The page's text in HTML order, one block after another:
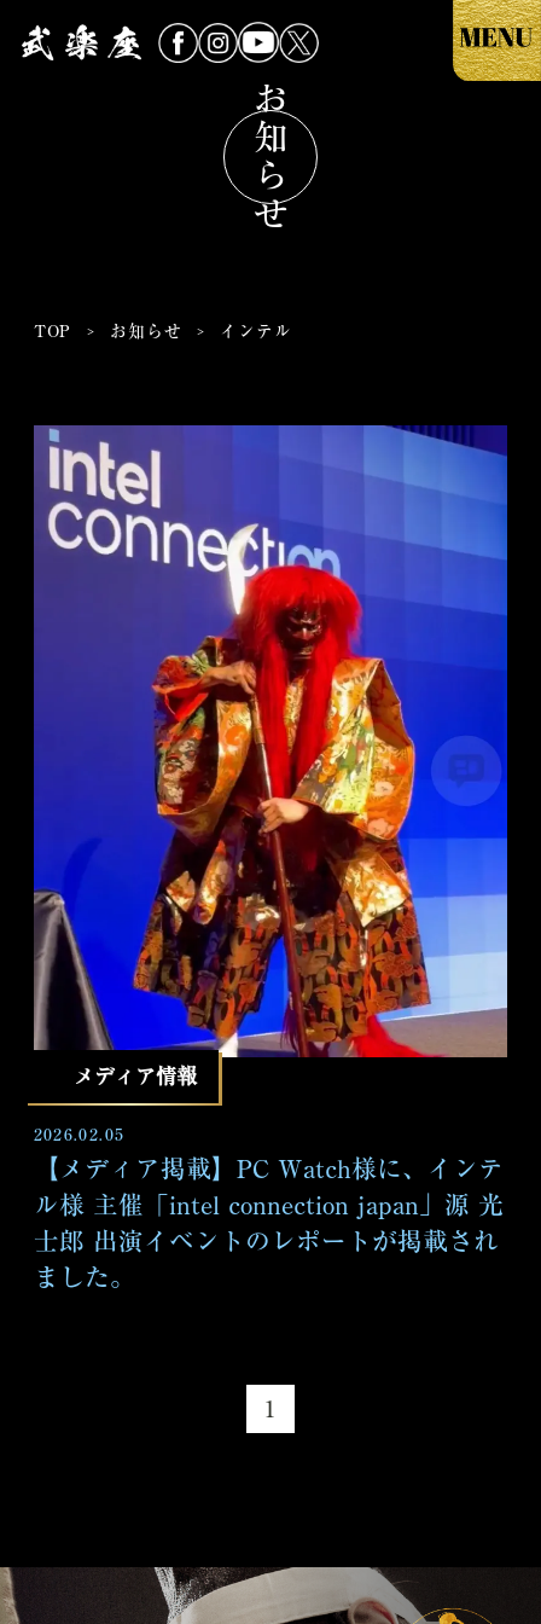
お知らせ
TOP > お知らせ > インテル
メディア情報
2026.02.05
【メディア掲載】PC Watch様に、インテ
ル様 主催「intel connection japan」源 光
士郎 出演イベントのレポートが掲載され
ました。
1